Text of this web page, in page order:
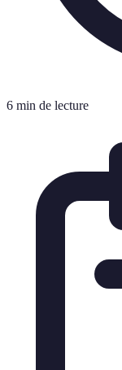
6 min de lecture